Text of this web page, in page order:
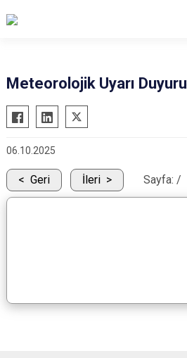
Atabey
Eğirdir
Gelendost
Gönen
Keçiborlu
Yalvaç
Meteorolojik Uyarı
06.10.2025
Geri İleri Sayfa: /